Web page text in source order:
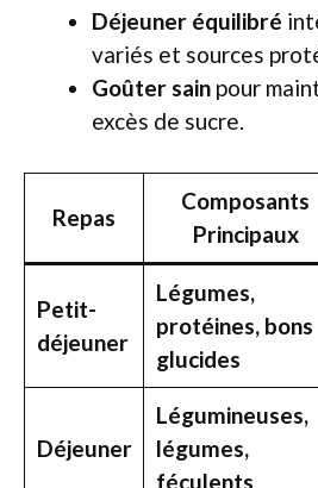
Déjeuner équilibré
variés et sources
Goûter sain pour
excès de sucre.
Repas
Composants
Principaux
Petit-
déjeuner
Légumes,
protéines, bons
glucides
Déjeuner
Légumineuses,
légumes,
féculents